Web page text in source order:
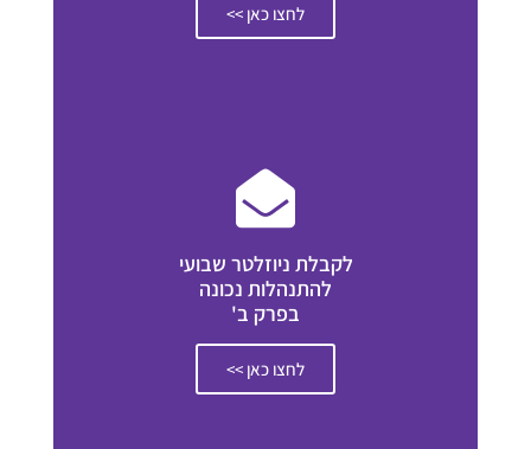
לחצו כאן >>
לקבלת ניוזלטר שבועי
להתנהלות נכונה
בפרק ב'
לחצו כאן >>